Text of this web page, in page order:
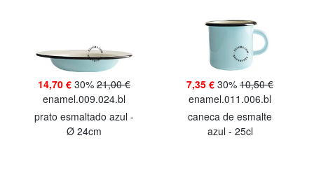
14,70 € 30% 21,00 €
enamel.009.024.bl
prato esmaltado azul -
Ø 24cm
7,35 € 30% 10,50 €
enamel.011.006.bl
caneca de esmalte
azul - 25cl